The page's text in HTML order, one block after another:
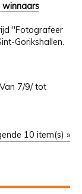
winnaars
"Fotografeer
Gorikshallen.
7/9/ tot
10 item(s) »